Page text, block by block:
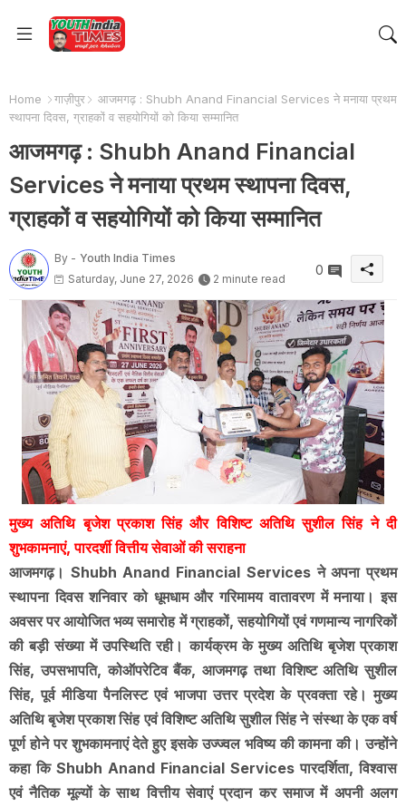
Home गाज़ीपुर
आजमगढ़ : Shubh Anand Financial Services ने मनाया प्रथम
स्थापना दिवस, ग्राहकों व सहयोगियों को किया सम्मानित
आजमगढ़ : Shubh Anand Financial
Services ने मनाया प्रथम स्थापना दिवस,
ग्राहकों व सहयोगियों को किया सम्मानित
By - Youth India Times
Saturday, June 27, 2026
2 minute read
0
मुख्य अतिथि बृजेश प्रकाश सिंह और विशिष्ट अतिथि सुशील सिंह ने दी
शुभकामनाएं, पारदर्शी वित्तीय सेवाओं की सराहना
आजमगढ़। Shubh Anand Financial Services ने अपना प्रथम
स्थापना दिवस शनिवार को धूमधाम और गरिमामय वातावरण में मनाया। इस
अवसर पर आयोजित भव्य समारोह में ग्राहकों, सहयोगियों एवं गणमान्य नागरिकों
की बड़ी संख्या में उपस्थिति रही। कार्यक्रम के मुख्य अतिथि बृजेश प्रकाश
सिंह, उपसभापति, कोऑपरेटिव बैंक, आजमगढ़ तथा विशिष्ट अतिथि सुशील
सिंह, पूर्व मीडिया पैनलिस्ट एवं भाजपा उत्तर प्रदेश के प्रवक्ता रहे। मुख्य
अतिथि बृजेश प्रकाश सिंह एवं विशिष्ट अतिथि सुशील सिंह ने संस्था के एक वर्ष
पूर्ण होने पर शुभकामनाएं देते हुए इसके उज्ज्वल भविष्य की कामना की। उन्होंने
कहा कि Shubh Anand Financial Services पारदर्शिता, विश्वास
एवं नैतिक मूल्यों के साथ वित्तीय सेवाएं प्रदान कर समाज में अपनी अलग